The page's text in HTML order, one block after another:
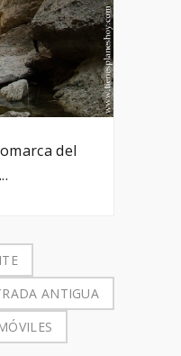
del
ANTIGUA